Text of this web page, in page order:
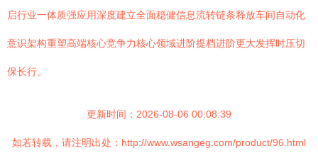
启行业一体质强应用深度建立全面稳健信息流转链条释放车间自动化
意识架构重塑高端核心竞争力核心领域进阶提档进阶更大发挥时压切
保长行。
更新时间：2026-08-06 00:08:39
如若转载，请注明出处：http://www.wsangeg.com/product/96.html